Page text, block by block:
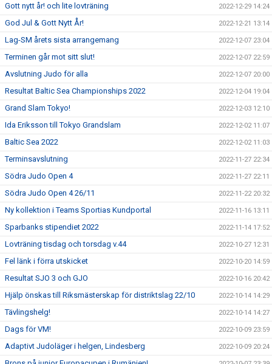
Gott nytt år! och lite lovträning 2022-12-29 14:24
God Jul & Gott Nytt År! 2022-12-21 13:14
Lag-SM årets sista arrangemang 2022-12-07 23:04
Terminen går mot sitt slut! 2022-12-07 22:59
Avslutning Judo för alla 2022-12-07 20:00
Resultat Baltic Sea Championships 2022 2022-12-04 19:04
Grand Slam Tokyo! 2022-12-03 12:10
Ida Eriksson till Tokyo Grandslam 2022-12-02 11:07
Baltic Sea 2022 2022-12-02 11:03
Terminsavslutning 2022-11-27 22:34
Södra Judo Open 4 2022-11-27 22:11
Södra Judo Open 4 26/11 2022-11-22 20:32
Ny kollektion i Teams Sportias Kundportal 2022-11-16 13:11
Sparbanks stipendiet 2022 2022-11-14 17:52
Lovträning tisdag och torsdag v.44 2022-10-27 12:31
Fel länk i förra utskicket 2022-10-20 14:59
Resultat SJO 3 och GJO 2022-10-16 20:42
Hjälp önskas till Riksmästerskap för distriktslag 22/10 2022-10-14 14:29
Tävlingshelg! 2022-10-14 14:27
Dags för VM! 2022-10-09 23:59
Adaptivt Judoläger i helgen, Lindesberg 2022-10-09 20:24